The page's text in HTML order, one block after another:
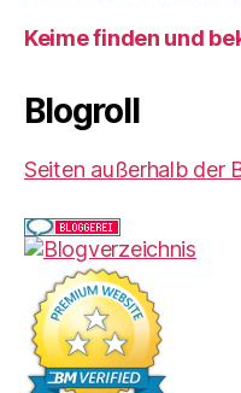
Keime finden und
Blogroll
Seiten außerhalb der